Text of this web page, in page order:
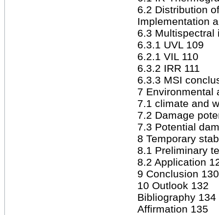
6.2 Distribution
Implementation
6.3 Multispectral
6.3.1 UVL 109
6.2.1 VIL 110
6.3.2 IRR 111
6.3.3 MSI
7 Environmental
7.1 climate and
7.2 Damage
7.3 Potential
8 Temporary
8.1 Preliminary
8.2 Application
9 Conclusion 130
10 Outlook 132
Bibliography 134
Affirmation 135